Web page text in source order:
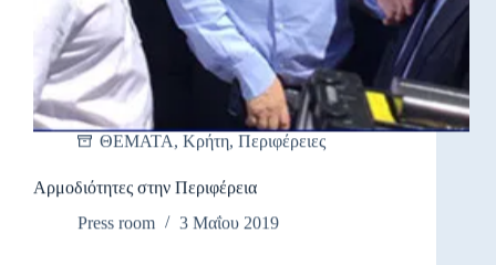
ΘΕΜΑΤΑ, Κρήτη, Περιφέρειες
Αρμοδιότητες στην Περιφέρεια
Press room
3 Μαΐου 2019